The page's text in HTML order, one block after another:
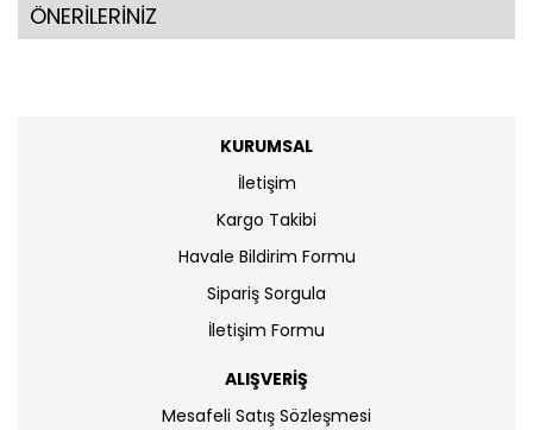
ÖNERİLERİNİZ
KURUMSAL
İletişim
Kargo Takibi
Havale Bildirim Formu
Sipariş Sorgula
İletişim Formu
ALIŞVERİŞ
Mesafeli Satış Sözleşmesi